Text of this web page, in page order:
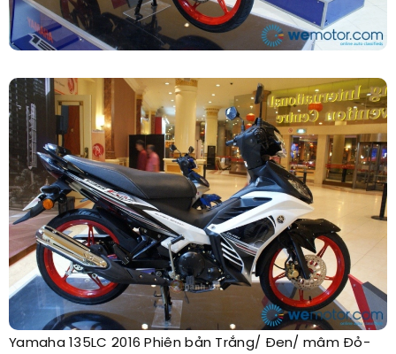
Yamaha 135LC 2016 Phiên bản Trắng/ Đen/ mâm Đỏ-